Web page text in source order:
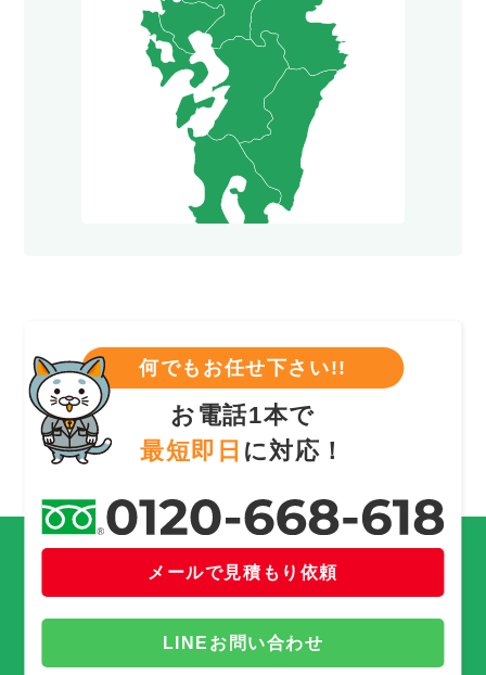
何でもお任せ下さい!!
お電話1本で
最短即日 に対応！
メールで見積もり依頼
LINEお問い合わせ